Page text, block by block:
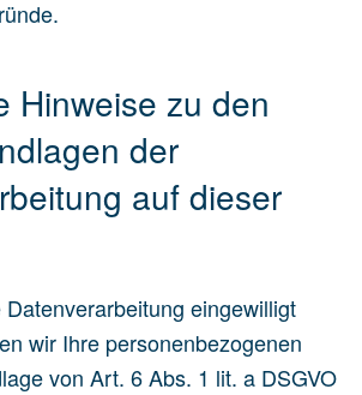
Hinweise zu den
der
auf dieser
eingewilligt
wir Ihre personenbezogenen
von Art. 6 Abs. 1 lit. a DSGVO